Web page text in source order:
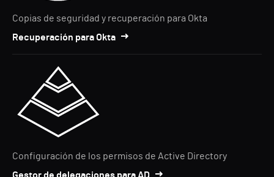
Copias de seguridad y recuperación para Okta
Recuperación para Okta
Configuración de los permisos de Active Directory